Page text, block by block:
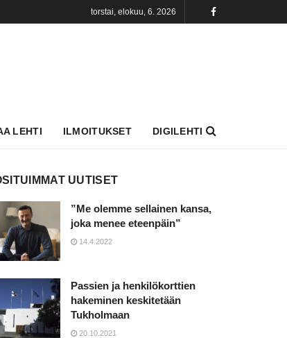
torstai, elokuu, 6. 2026
LEHTI ILMOITUKSET DIGILEHTI
UUTISET
”Me olemme sellainen kansa,
joka menee eteenpäin”
14.4.2022
Passien ja henkilökorttien
hakeminen keskitetään
Tukholmaan
20.10.2021